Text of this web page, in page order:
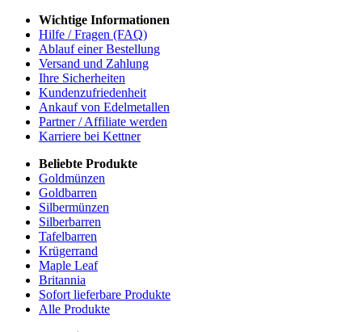
Wichtige Informationen
Hilfe / Fragen (FAQ)
Ablauf einer Bestellung
Versand und Zahlung
Ihre Sicherheiten
Kundenzufriedenheit
Ankauf von Edelmetallen
Partner / Affiliate werden
Karriere bei Kettner
Beliebte Produkte
Goldmünzen
Goldbarren
Silbermünzen
Silberbarren
Tafelbarren
Krügerrand
Maple Leaf
Britannia
Sofort lieferbare Produkte
Alle Produkte